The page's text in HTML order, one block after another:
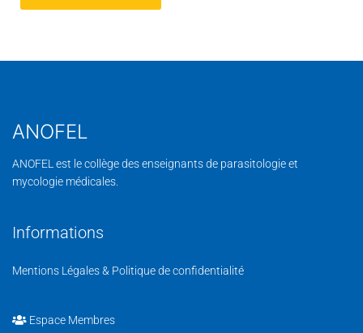
ANOFEL
ANOFEL est le collège des enseignants de parasitologie et
mycologie médicales.
Informations
Mentions Légales & Politique de confidentialité
Espace Membres